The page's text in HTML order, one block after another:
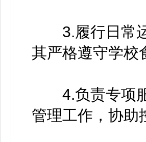
3.履行日常运
其严格遵守学校
4.负责专项服
管理工作，协助